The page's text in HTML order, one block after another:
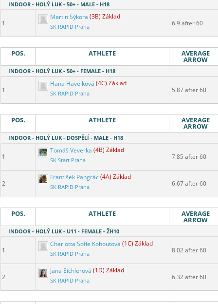
INDOOR - HOLÝ LUK - 50+ - MALE - H18
1
Martin Sýkora (3B) Základ
SK RAPID Praha 6.9 after 60
POS. ATHLETE AVERAGE
ARROW
INDOOR - HOLÝ LUK - 50+ - FEMALE - H18
1
Hana Havelková (4C) Základ
SK RAPID Praha 5.87 after 60
POS. ATHLETE AVERAGE
ARROW
INDOOR - HOLÝ LUK - DOSPĚLÍ - MALE - H18
1
Tomáš Veverka (4B) Základ
SK Start Praha 7.85 after 60
2
František Pangrác(4A) Základ
SK RAPID Praha 6.67 after 60
POS. ATHLETE AVERAGE
ARROW
INDOOR - HOLÝ LUK - U11 - FEMALE - ŽH10
1
Charlotta Sofie Kohoutová (1C) Základ
SK RAPID Praha 8.02 after 60
2
Jana Eichlerová (1D) Základ
SK RAPID Praha 6.32 after 60